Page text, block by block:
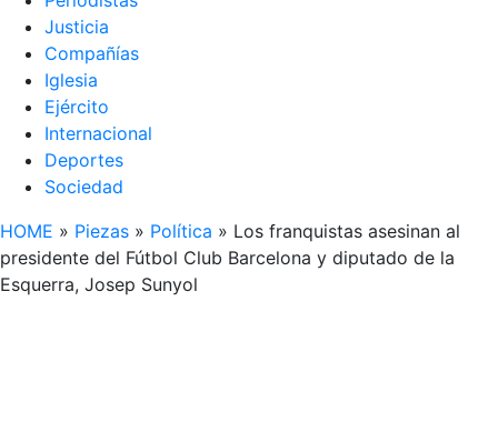
Justicia
Compañías
Iglesia
Ejército
Internacional
Deportes
Sociedad
HOME » Piezas » Política » Los franquistas asesinan al
presidente del Fútbol Club Barcelona y diputado de la
Esquerra, Josep Sunyol